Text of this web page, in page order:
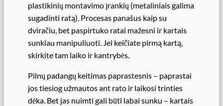
plastikinių montavimo įrankių (metaliniais galima
sugadinti ratą). Procesas panašus kaip su
dviračiu, bet paspirtuko ratai mažesni ir kartais
sunkiau manipuliuoti. Jei keičiate pirmą kartą,
skirkite tam laiko ir kantrybės.
Pilnų padangų keitimas paprastesnis – paprastai
jos tiesiog užmautos ant rato ir laikosi trinties
dėka. Bet jas nuimti gali būti labai sunku – kartais